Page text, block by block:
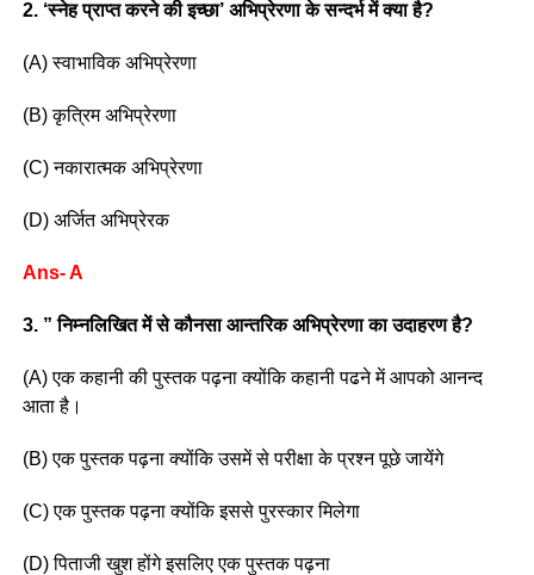
2. ‘स्नेह प्राप्त करने की इच्छा’ अभिप्रेरणा के सन्दर्भ में क्या है?
(A) स्वाभाविक अभिप्रेरणा
(B) कृत्रिम अभिप्रेरणा
(C) नकारात्मक अभिप्रेरणा
(D) अर्जित अभिप्रेरक
Ans- A
3. ” निम्नलिखित में से कौनसा आन्तरिक अभिप्रेरणा का उदाहरण है?
(A) एक कहानी की पुस्तक पढ़ना क्योंकि कहानी पढने में आपको आनन्द
आता है।
(B) एक पुस्तक पढ़ना क्योंकि उसमें से परीक्षा के प्रश्न पूछे जायेंगे
(C) एक पुस्तक पढ़ना क्योंकि इससे पुरस्कार मिलेगा
(D) पिताजी खुश होंगे इसलिए एक पुस्तक पढ़ना